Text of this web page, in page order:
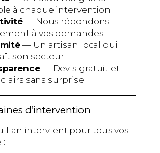
à chaque intervention
— Nous répondons
à vos demandes
— Un artisan local qui
son secteur
— Devis gratuit et
sans surprise
d’intervention
intervient pour tous vos
: